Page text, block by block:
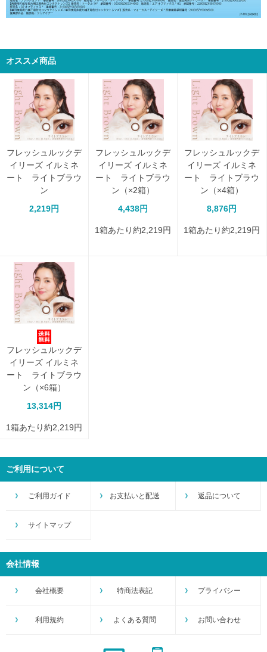
オススメ商品
フレッシュルックデ
イリーズ イルミネ
ート ライトブラウ
ン
2,219円
フレッシュルックデ
イリーズ イルミネ
ート ライトブラウ
ン（×2箱）
4,438円
1箱あたり約2,219円
フレッシュルックデ
イリーズ イルミネ
ート ライトブラウ
ン（×4箱）
8,876円
1箱あたり約2,219円
フレッシュルックデ
イリーズ イルミネ
ート ライトブラウ
ン（×6箱）
13,314円
1箱あたり約2,219円
ご利用について
ご利用ガイド お支払いと配送 返品について
サイトマップ
会社情報
会社概要 特商法表記 プライバシー
利用規約 よくある質問 お問い合わせ